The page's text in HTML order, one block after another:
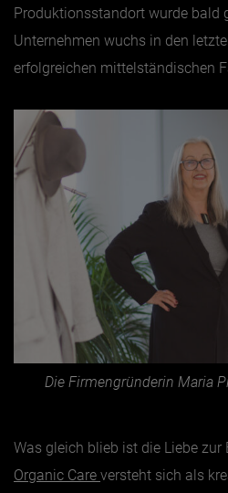
Februar
März
Juni
Oktober
November
Dezember
Produktionsstandort wurde bald
Unternehmen wuchs in den
erfolgreichen mittelständischen
Die Firmengründerin Maria
Was gleich blieb ist die Liebe zur
Organic Care versteht sich als